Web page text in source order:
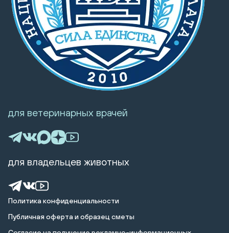
Политика конфиденциальности
Публичная оферта и образец сметы
для ветеринарных врачей
для владельцев животных